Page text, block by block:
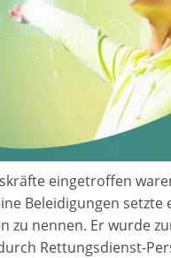
eingetroffen
Beleidigungen
zu nennen. Er wurde
Rettungsdienst-